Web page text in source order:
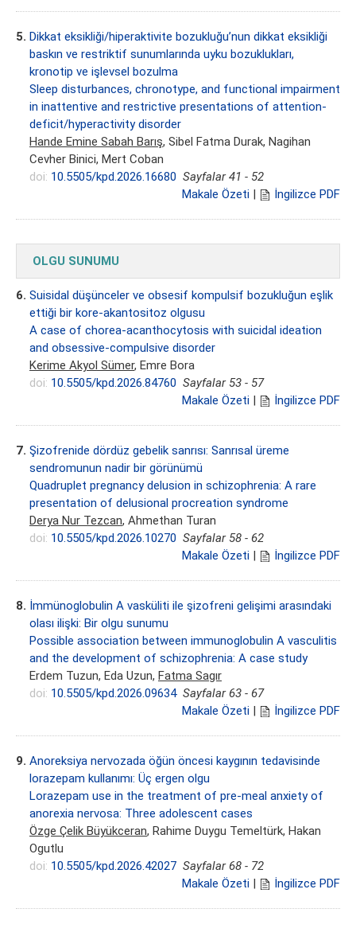
5. Dikkat eksikliği/hiperaktivite bozukluğu’nun dikkat eksikliği
baskın ve restriktif sunumlarında uyku bozuklukları,
kronotip ve işlevsel bozulma
Sleep disturbances, chronotype, and functional impairment
in inattentive and restrictive presentations of attention-
deficit/hyperactivity disorder
Hande Emine Sabah Barış, Sibel Fatma Durak, Nagihan
Cevher Binici, Mert Coban
doi: 10.5505/kpd.2026.16680 Sayfalar 41 - 52
Makale Özeti | İngilizce PDF
OLGU SUNUMU
6. Suisidal düşünceler ve obsesif kompulsif bozukluğun eşlik
ettiği bir kore-akantositoz olgusu
A case of chorea-acanthocytosis with suicidal ideation
and obsessive-compulsive disorder
Kerime Akyol Sümer, Emre Bora
doi: 10.5505/kpd.2026.84760 Sayfalar 53 - 57
Makale Özeti | İngilizce PDF
7. Şizofrenide dördüz gebelik sanrısı: Sanrısal üreme
sendromunun nadir bir görünümü
Quadruplet pregnancy delusion in schizophrenia: A rare
presentation of delusional procreation syndrome
Derya Nur Tezcan, Ahmethan Turan
doi: 10.5505/kpd.2026.10270 Sayfalar 58 - 62
Makale Özeti | İngilizce PDF
8. İmmünoglobulin A vasküliti ile şizofreni gelişimi arasındaki
olası ilişki: Bir olgu sunumu
Possible association between immunoglobulin A vasculitis
and the development of schizophrenia: A case study
Erdem Tuzun, Eda Uzun, Fatma Sagır
doi: 10.5505/kpd.2026.09634 Sayfalar 63 - 67
Makale Özeti | İngilizce PDF
9. Anoreksiya nervozada öğün öncesi kaygının tedavisinde
lorazepam kullanımı: Üç ergen olgu
Lorazepam use in the treatment of pre-meal anxiety of
anorexia nervosa: Three adolescent cases
Özge Çelik Büyükceran, Rahime Duygu Temeltürk, Hakan
Ogutlu
doi: 10.5505/kpd.2026.42027 Sayfalar 68 - 72
Makale Özeti | İngilizce PDF